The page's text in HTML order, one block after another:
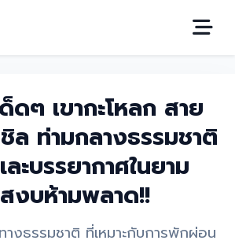
ดๆ เขากะโหลก สาย
ล ท่ามกลางธรรมชาติ
ะบรรยากาศในยาม
งบห้ามพลาด!!
งธรรมชาติ ที่เหมาะกับการพักผ่อน